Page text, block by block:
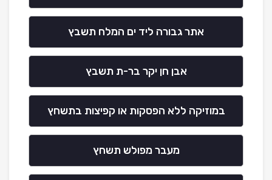
אתר גבורה ליד ים המלח תשבץ
אבן חן יקר בר-ת תשבץ
במוזיקה ללא הפסקות או קפיצות בתשחץ
מעבר מפולש תשחץ